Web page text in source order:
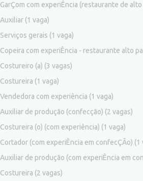
GarÇom com experiÊncia (restaurante de alto
Auxiliar (1 vaga)
Serviços gerais (1 vaga)
Copeira com experiÊncia - restaurante alto
Costureiro (a) (3 vagas)
Costureira (1 vaga)
Vendedora com experiência (1 vaga)
Auxiliar de produção (confecção) (2 vagas)
Costureira (o) (com experiência) (1 vaga)
Cortador (com experiÊncia em confecÇÃo) (1
Auxiliar de produção (com experiÊncia em
Costureira (2 vagas)